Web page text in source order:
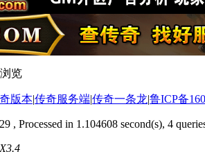
览
版本|传奇服务端|传奇一条龙|鲁ICP备
, Processed in 1.104608 second(s), 4
X3.4